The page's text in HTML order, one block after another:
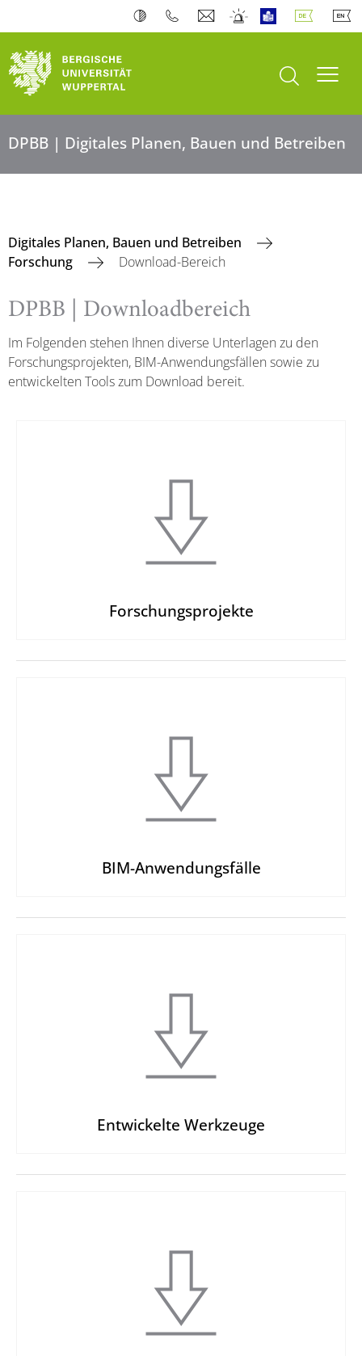
Suche öffnen
DPBB | Digitales Planen, Bauen und Betreiben
Digitales Planen, Bauen und Betreiben
Forschung
Download-Bereich
DPBB | Downloadbereich
Im Folgenden stehen Ihnen diverse Unterlagen zu den
Forschungsprojekten, BIM-Anwendungsfällen sowie zu
entwickelten Tools zum Download bereit.
Forschungsprojekte
BIM-Anwendungsfälle
Entwickelte Werkzeuge